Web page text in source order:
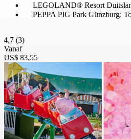
LEGOLAND® Resort
PEPPA PIG Park Günzburg:
4,7 (3)
Vanaf
US$ 83,55